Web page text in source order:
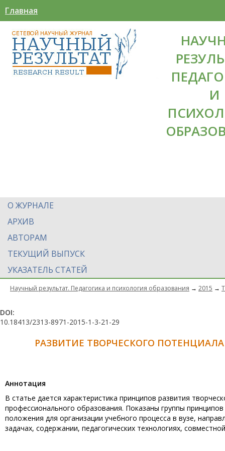
Главная
И
О ЖУРНАЛЕ
АРХИВ
АВТОРАМ
ТЕКУЩИЙ ВЫПУСК
УКАЗАТЕЛЬ СТАТЕЙ
Научный результат. Педагогика и психология образования → 2015 →
DOI:
10.18413/2313-8971-2015-1-3-21-29
РАЗВИТИЕ ТВОРЧЕСКОГО
Aннотация
В статье дается характеристика принципов развития
профессионального образования. Показаны группы
положения для организации учебного процесса в вузе,
задачах, содержании, педагогических технологиях,